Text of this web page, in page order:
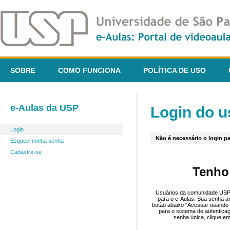
SOBRE COMO FUNCIONA POLÍTICA DE USO
e-Aulas da USP
Login
Esqueci minha senha
Cadastre-se
Login do
Não é necessário o login
Usuários da comunidade
para o e-Aulas. Sua senha
botão abaixo "Acessar
para o sistema de
senha única, clique